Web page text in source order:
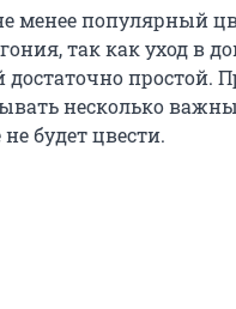
менее популярный
так как уход в
достаточно простой.
несколько
будет цвести.